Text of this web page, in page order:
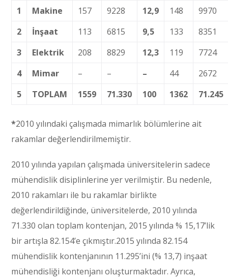
1
Makine 157 9228 12,9 148
9970
2
İnşaat 113 6815 9,5 133
8351
3
Elektrik 208 8829 12,3 119
7724
4
Mimar – – – 44
2672
5
TOPLAM 1559 71.330 100 1362 71.245
*2010 yılındaki çalışmada mimarlık bölümlerine ait
rakamlar değerlendirilmemiştir.
2010 yılında yapılan çalışmada üniversitelerin sadece
mühendislik disiplinlerine yer verilmiştir. Bu nedenle,
2010 rakamları ile bu rakamlar birlikte
değerlendirildiğinde, üniversitelerde, 2010 yılında
71.330 olan toplam kontenjan, 2015 yılında % 15,17’lik
bir artışla 82.154’e çıkmıştır.2015 yılında 82.154
mühendislik kontenjanının 11.295’ini (% 13,7) inşaat
mühendisliği kontenjanı oluşturmaktadır. Ayrıca,